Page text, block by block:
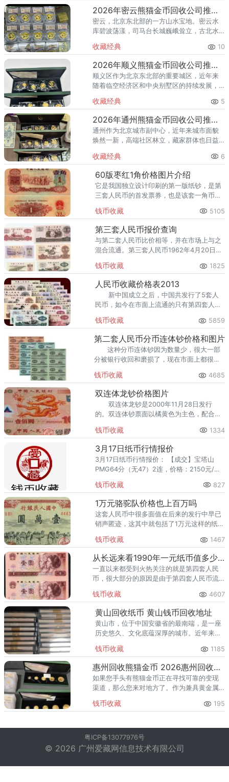
门品种，在怀柔的藏家圈子里一
2026年密云熊猫金币回收公司推荐 密云回收熊猫金币正规渠道
密云，北京东北部的一方山水宝地。密云水
库碧波荡漾，司马台长城巍峨耸立，古北水
的土地上，越来越多的人开始关注钱币收
藏，熊猫金币凭借其国家法定货币
收藏经典 10
2026年顺义熊猫金币回收公司推荐 顺义回收熊猫金币渠道
顺义区作为北京东北部的重要城区，近年来
随着临空经济区和中央别墅区的持续发展，
量也在稳步增长。然而，不少顺义藏家在考
虑出手熊猫金币时，总会遇到一
收藏经典 5
2026年通州熊猫金币回收公司推荐 通州出手熊猫金币藏家该选哪家？
通州作为北京城市副中心，近年来城市面貌
焕然一新，高端社区林立，藏家群体也日益
爱琴海购物公园，从行政办公区到运河商务
区，关注钱币收藏的人越来越多
收藏经典 6
60版枣红1角价格图片介绍
它是我国独立设计印刷的第一版纸钞，是第
三套人民币的首发票券，也是该套一角币中
钱币收藏 5105
第三套人民币报价查询
与第二套人民币比价相等，并在市场上与之
混合流通。第三套人民币1962年4月20日发
流通，前后历时38年。
钱币收藏 1825
人民币收藏价格表2013
新中国成立之后，中国共发行了5套人
民币，如今在市面上流通的只有第四套人民
流通市场的呼声越来越高，更多人也正加入
收藏人民币的行列。
钱币收藏 5859
第二套人民币分币连体钞价格和图片
这种分币连体钞因为数量少，很大一部
分被银行收回和磨损了，现在市面上都很少
行一段时间的收藏。
钱币收藏 4685
双连体龙钞价格图片
双连体龙钞是2000年11月28日发行
的。双连体钞票面以橘黄色为主色，配合中
面。
钱币收藏 1334
3月17日纸币行情报价
3月17日纸币行情报价： 【成交】宝塔山
PMG64分（无47）2连，价格：2150元/张
元/捆 【出售】
钱币收藏 827
1万元骆驼队价格也上百万吗
这套人民币中很多面值在后来的发行中早已
销声匿迹，这其中就包括了1万元这样的纸
行，因此其价格也是达到了非常高的水平。
钱币收藏 1467
从长远来看1990年一元纸币值多少钱
一直以来都受到火热关注的就是第四套人民
币，很大部分的原因是由于第四套人民币流
比较特别。
钱币收藏 4607
黄山回收纸币 黄山钱币回收地址
黄山市，位于中国安徽省的最南端，是一座
历史悠久、文化底蕴深厚的城市。近年来，
收藏爱好者提供了一个安全、可靠的交易平
台，同时也促进了地方经济的多
钱币收藏 1185
惠州回收熊猫金币 2026惠州回收熊猫金币渠道及电话
如果您手头有熊猫金币正在寻找可靠的变现
渠道，那么您来对地方了。作为兼具黄金属
格与国际金价紧密挂钩，选择合适的回收渠
钱币收藏 195
粤ICP备13077976号
© 2026 广州爱藏网信息技术有限公司